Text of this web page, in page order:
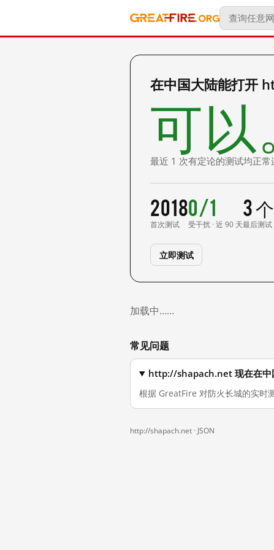
在中国大陆能打开
可以
最近 1 次有定论的测试均正常
2018
首次测试
0/1
受干扰 · 近 90 天
3
最后测试
立即测试
加载中……
常见问题
http://shapach.net 现在在中
根据 GreatFire 对防火长城的实时
http://shapach.net · JSON